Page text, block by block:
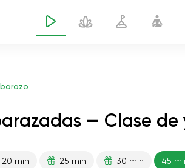
— Clase de
20 min 25 min 30 min 45